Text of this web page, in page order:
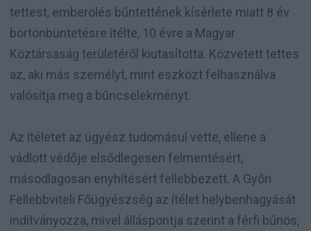
tettest, emberölés bűntettének kísérlete miatt 8 év
börtönbüntetésre ítélte, 10 évre a Magyar
Köztársaság területéről kiutasította. Közvetett tettes
az, aki más személyt, mint eszközt felhasználva
valósítja meg a bűncselekményt.
Az ítéletet az ügyész tudomásul vette, ellene a
vádlott védője elsődlegesen felmentésért,
másodlagosan enyhítésért fellebbezett. A Győri
Fellebbviteli Főügyészség az ítélet helybenhagyását
indítványozza, mivel álláspontja szerint a férfi bűnös,